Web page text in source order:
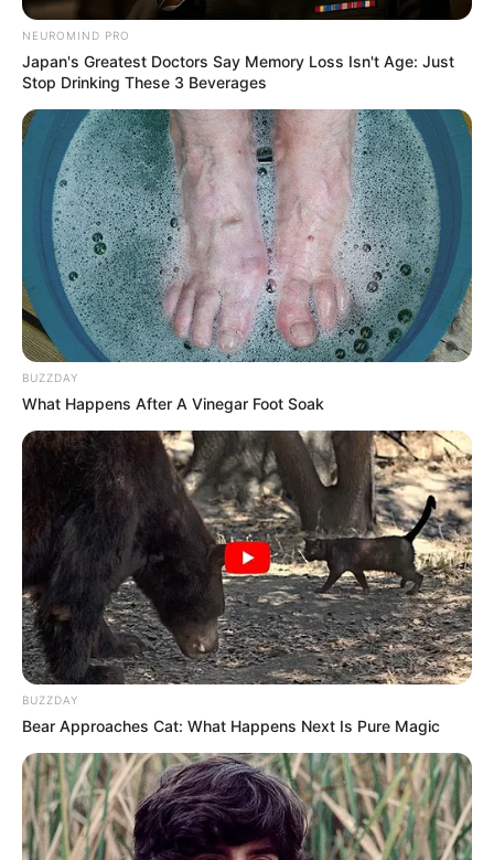
NEUROMIND PRO
Japan's Greatest Doctors Say Memory Loss Isn't Age: Just
Stop Drinking These 3 Beverages
BUZZDAY
What Happens After A Vinegar Foot Soak
BUZZDAY
Bear Approaches Cat: What Happens Next Is Pure Magic